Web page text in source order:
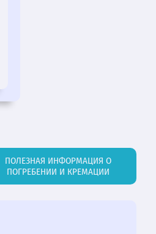
ПОЛЕЗНАЯ ИНФОРМАЦИЯ О
ПОГРЕБЕНИИ И КРЕМАЦИИ